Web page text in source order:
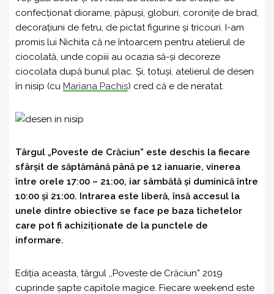
confecționat diorame, păpuși, globuri, coronițe de brad,
decorațiuni de fetru, de pictat figurine și tricouri. I-am
promis lui Nichita că ne întoarcem pentru atelierul de
ciocolată, unde copiii au ocazia să-și decoreze
ciocolata după bunul plac. Și, totuși, atelierul de desen
în nisip (cu Mariana Pachis) cred că e de neratat.
Târgul „Poveste de Crăciun” este deschis la fiecare
sfârșit de săptămână până pe 12 ianuarie, vinerea
între orele 17:00 – 21:00, iar sâmbătă și duminică între
10:00 și 21:00. Intrarea este liberă, însă accesul la
unele dintre obiective se face pe baza tichetelor
care pot fi achiziționate de la punctele de
informare.
Ediția aceasta, târgul ,,Poveste de Crăciun” 2019
cuprinde șapte capitole magice. Fiecare weekend este